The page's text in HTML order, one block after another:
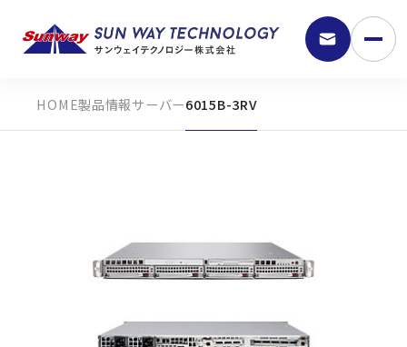
製品情報サーバー6015B-3RV